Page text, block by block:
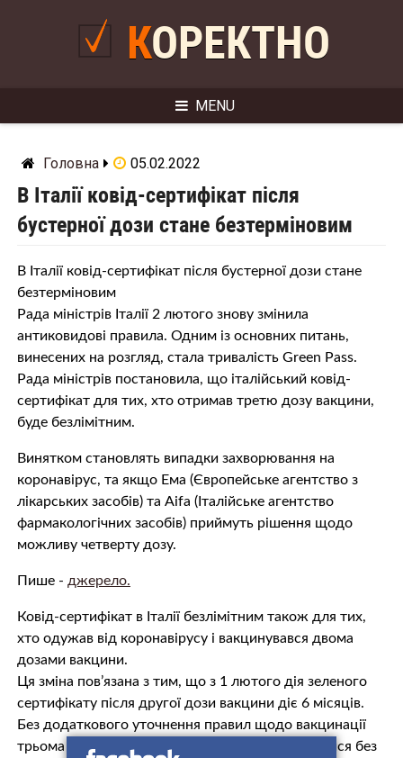
КОРЕКТНО
MENU
Головна 05.02.2022
В Італії ковід-сертифікат після
бустерної дози стане безтерміновим
В Італії ковід-сертифікат після бустерної дози стане
безтерміновим
Рада міністрів Італії 2 лютого знову змінила
антиковидові правила. Одним із основних питань,
винесених на розгляд, стала тривалість Green Pass.
Рада міністрів постановила, що італійський ковід-
сертифікат для тих, хто отримав третю дозу вакцини,
буде безлімітним.
Винятком становлять випадки захворювання на
коронавірус, та якщо Ема (Європейське агентство з
лікарських засобів) та Aifa (Італійське агентство
фармакологічних засобів) приймуть рішення щодо
можливу четверту дозу.
Пише - джерело.
Ковід-сертифікат в Італії безлімітним також для тих,
хто одужав від коронавірусу і вакцинувався двома
дозами вакцини.
Ця зміна пов’язана з тим, що з 1 лютого дія зеленого
сертифікату після другої дози вакцини діє 6 місяців.
Без додаткового уточнення правил щодо вакцинації
трьома дозами, деякі люди ризикували опинитися без